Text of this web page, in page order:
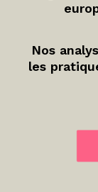
Nos
les